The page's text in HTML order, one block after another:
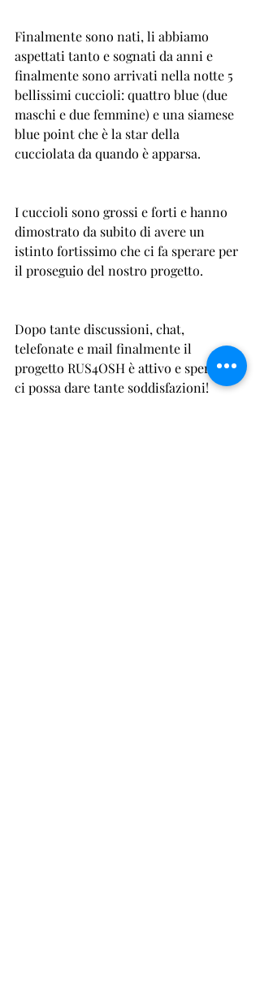
Finalmente sono nati, li abbiamo
aspettati tanto e sognati da anni e
finalmente sono arrivati nella notte 5
bellissimi cuccioli: quattro blue (due
maschi e due femmine) e una siamese
blue point che è la star della
cucciolata da quando è apparsa.
I cuccioli sono grossi e forti e hanno
dimostrato da subito di avere un
istinto fortissimo che ci fa sperare per
il proseguio del nostro progetto.
Dopo tante discussioni, chat,
telefonate e mail finalmente il
progetto RUS4OSH è attivo e speriamo
ci possa dare tante soddisfazioni!